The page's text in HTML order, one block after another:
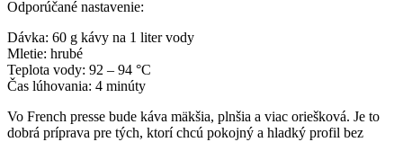
Odporúčané nastavenie:
Dávka: 60 g kávy na 1 liter vody
Mletie: hrubé
Teplota vody: 92 – 94 °C
Čas lúhovania: 4 minúty
Vo French presse bude káva mäkšia, plnšia a viac oriešková. Je to
dobrá príprava pre tých, ktorí chcú pokojný a hladký profil bez